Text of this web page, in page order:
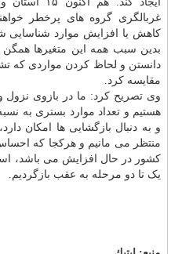
غربالگری گروه های پرخطر
کاهش یا افزایش موارد شناسایی
بدین سبب همه این متغیرها
دانستن و لحاظ کردن مواردی که
مقایسه کرد.
وی تصریح کرد: ما در بازوی نزول
هستیم و تعداد موارد بستری به
و به دنبال بازگشایی ها امکان
منتظر می مانیم و هرکجا که
کشور در حال افزایش می باشد،
یک تا دو مرحله به عقب بازگردیم.